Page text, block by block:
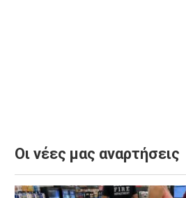
Οι νέες μας αναρτήσεις